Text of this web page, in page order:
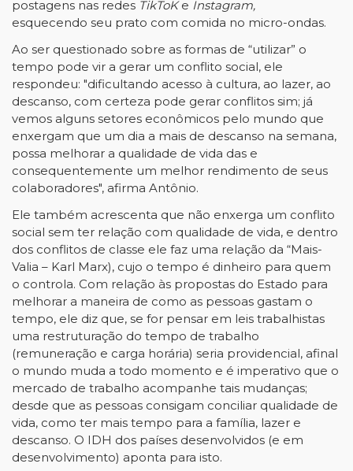
postagens nas redes TikToKe Instagram,
esquecendo seu prato com comida no micro-ondas.
Ao ser questionado sobre as formas de “utilizar” o
tempo pode vir a gerar um conflito social, ele
respondeu: "dificultando acesso à cultura, ao lazer, ao
descanso, com certeza pode gerar conflitos sim; já
vemos alguns setores econômicos pelo mundo que
enxergam que um dia a mais de descanso na semana,
possa melhorar a qualidade de vida das e
consequentemente um melhor rendimento de seus
colaboradores", afirma Antônio.
Ele também acrescenta que não enxerga um conflito
social sem ter relação com qualidade de vida, e dentro
dos conflitos de classe ele faz uma relação da “Mais-
Valia – Karl Marx), cujo o tempo é dinheiro para quem
o controla. Com relação às propostas do Estado para
melhorar a maneira de como as pessoas gastam o
tempo, ele diz que, se for pensar em leis trabalhistas
uma restruturação do tempo de trabalho
(remuneração e carga horária) seria providencial, afinal
o mundo muda a todo momento e é imperativo que o
mercado de trabalho acompanhe tais mudanças;
desde que as pessoas consigam conciliar qualidade de
vida, como ter mais tempo para a família, lazer e
descanso. O IDH dos países desenvolvidos (e em
desenvolvimento) aponta para isto.